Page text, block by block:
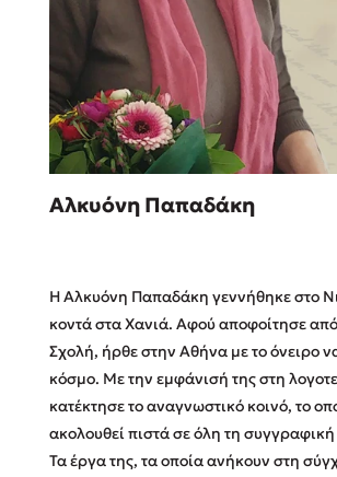
Καθρέφτης
Sebastian Fitzek
Στέφανος Ξενάκης
Το λεξικό της ζωής
Αλκυόνη Παπαδάκη
Η Αλκυόνη Παπαδάκη γεννήθηκε στο
κοντά στα Χανιά. Αφού αποφοίτησε
Σχολή, ήρθε στην Αθήνα με το όνειρο
κόσμο. Με την εμφάνισή της στη
κατέκτησε το αναγνωστικό κοινό, το
ακολουθεί πιστά σε όλη τη συγγραφική
Τα έργα της, τα οποία ανήκουν στη